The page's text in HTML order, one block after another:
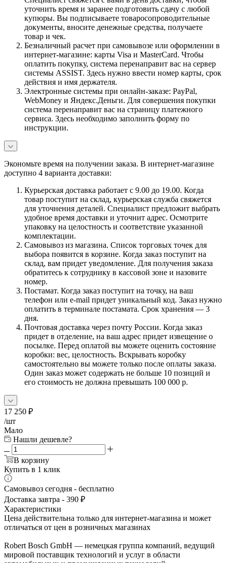
уточнить время и заранее подготовить сдачу с любой
купюры. Вы подписываете товаросопроводительные
документы, вносите денежные средства, получаете
товар и чек.
Безналичный расчет при самовывозе или оформлении в
интернет-магазине: карты Visa и MasterCard. Чтобы
оплатить покупку, система перенаправит вас на сервер
системы ASSIST. Здесь нужно ввести номер карты, срок
действия и имя держателя.
Электронные системы при онлайн-заказе: PayPal,
WebMoney и Яндекс.Деньги. Для совершения покупки
система перенаправит вас на страницу платежного
сервиса. Здесь необходимо заполнить форму по
инструкции.
Экономьте время на получении заказа. В интернет-магазине
доступно 4 варианта доставки:
Курьерская доставка работает с 9.00 до 19.00. Когда
товар поступит на склад, курьерская служба свяжется
для уточнения деталей. Специалист предложит выбрать
удобное время доставки и уточнит адрес. Осмотрите
упаковку на целостность и соответствие указанной
комплектации.
Самовывоз из магазина. Список торговых точек для
выбора появится в корзине. Когда заказ поступит на
склад, вам придет уведомление. Для получения заказа
обратитесь к сотруднику в кассовой зоне и назовите
номер.
Постамат. Когда заказ поступит на точку, на ваш
телефон или e-mail придет уникальный код. Заказ нужно
оплатить в терминале постамата. Срок хранения — 3
дня.
Почтовая доставка через почту России. Когда заказ
придет в отделение, на ваш адрес придет извещение о
посылке. Перед оплатой вы можете оценить состояние
коробки: вес, целостность. Вскрывать коробку
самостоятельно вы можете только после оплаты заказа.
Один заказ может содержать не больше 10 позиций и
его стоимость не должна превышать 100 000 р.
17 250 ₽
/шт
Мало
Нашли дешевле?
В корзину
Купить в 1 клик
Самовывоз сегодня - бесплатно
Доставка завтра - 390 ₽
Характеристики
Цена действительна только для интернет-магазина и может
отличаться от цен в розничных магазинах
Robert Bosch GmbH — немецкая группа компаний, ведущий
мировой поставщик технологий и услуг в области